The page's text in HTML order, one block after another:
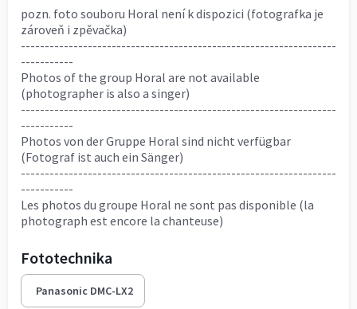
pozn. foto souboru Horal není k dispozici (fotografka je
zároveň i zpěvačka)
------------------------------------------------------------------
-----------
Photos of the group Horal are not available
(photographer is also a singer)
------------------------------------------------------------------
-----------
Photos von der Gruppe Horal sind nicht verfügbar
(Fotograf ist auch ein Sänger)
------------------------------------------------------------------
-----------
Les photos du groupe Horal ne sont pas disponible (la
photograph est encore la chanteuse)
Fototechnika
Panasonic DMC-LX2